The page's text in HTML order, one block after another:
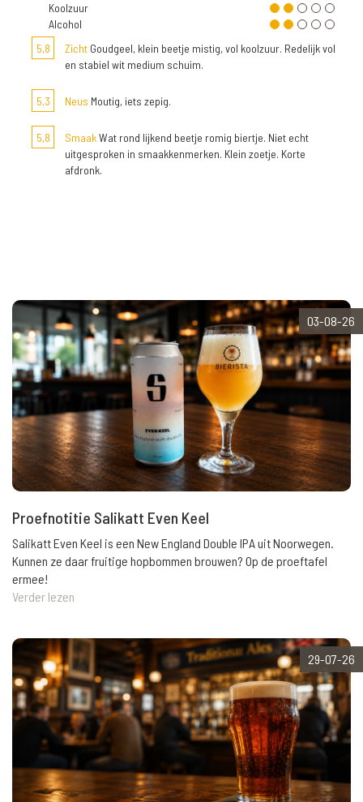
Koolzuur
Alcohol
5,8
Zicht Goudgeel, klein beetje mistig, vol koolzuur. Redelijk vol
en stabiel wit medium schuim.
5,3 Neus Moutig, iets zepig.
5,8 SmaakWat rond lijkend beetje romig biertje. Niet echt
uitgesproken in smaakkenmerken. Klein zoetje. Korte
afdronk.
03-08-26
Proefnotitie Salikatt Even Keel
Salikatt Even Keel is een New England Double IPA uit Noorwegen.
Kunnen ze daar fruitige hopbommen brouwen? Op de proeftafel
ermee!
Verder lezen
29-07-26